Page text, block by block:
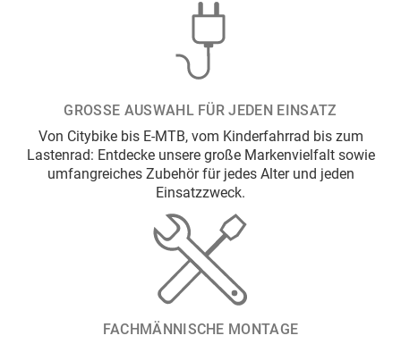
GROSSE AUSWAHL FÜR JEDEN EINSATZ
Von Citybike bis E-MTB, vom Kinderfahrrad bis zum
Lastenrad: Entdecke unsere große Markenvielfalt sowie
umfangreiches Zubehör für jedes Alter und jeden
Einsatzzweck.
FACHMÄNNISCHE MONTAGE